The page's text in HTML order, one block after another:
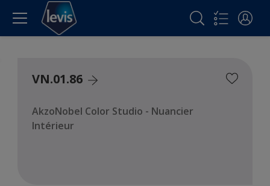
VN.01.86
AkzoNobel Color Studio - Nuancier
Intérieur